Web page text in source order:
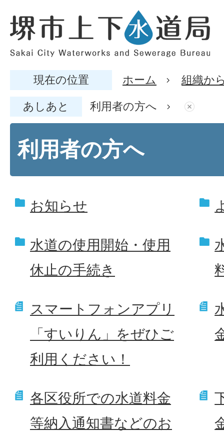
現在の位置 ホーム 組織か
あしあと 利用者の方へ
利用者の方へ
お知らせ
水道の使用開始・使用
休止の手続き
スマートフォンアプリ
「すいりん」をぜひご
利用ください！
各区役所での水道料金
等納入通知書などのお